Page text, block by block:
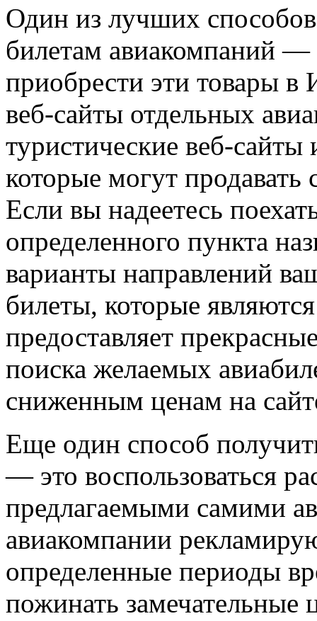
Один из лучших
билетам авиакомпаний —
приобрести эти товары в
веб-сайты отдельных
туристические веб-
которые могут продавать
Если вы надеетесь
определенного пункта
варианты направлений
билеты, которые
предоставляет
поиска желаемых
сниженным ценам на
Еще один способ
— это воспользоваться
предлагаемыми самими
авиакомпании
определенные периоды
пожинать замечательные